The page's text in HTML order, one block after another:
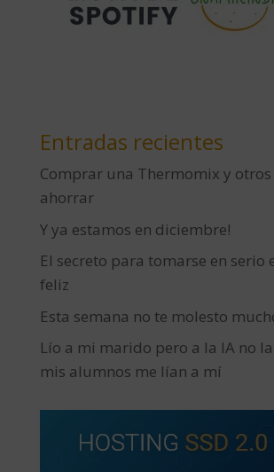
Entradas recientes
Comprar una Thermomix y
ahorrar
Y ya estamos en diciembre!
El secreto para tomarse en serio
feliz
Esta semana no te molesto
Lío a mi marido pero a la IA no
mis alumnos me lían a mí